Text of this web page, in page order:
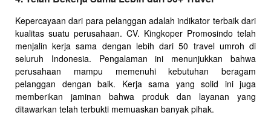
Kepercayaan dari para pelanggan adalah indikator terbaik dari
kualitas suatu perusahaan. CV. Kingkoper Promosindo telah
menjalin kerja sama dengan lebih dari 50 travel umroh di
seluruh Indonesia. Pengalaman ini menunjukkan bahwa
perusahaan mampu memenuhi kebutuhan beragam
pelanggan dengan baik. Kerja sama yang solid ini juga
memberikan jaminan bahwa produk dan layanan yang
ditawarkan telah terbukti memuaskan banyak pihak.